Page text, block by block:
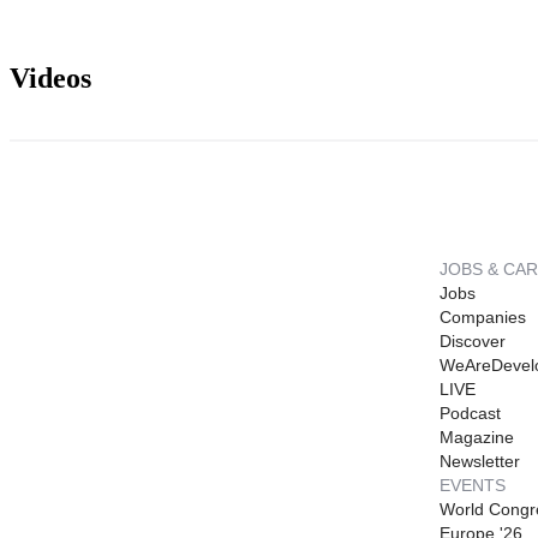
Videos
JOBS &
Jobs
Companies
Discover
LIVE
Podcast
Magazine
Newsletter
EVENTS
World
Europe '26